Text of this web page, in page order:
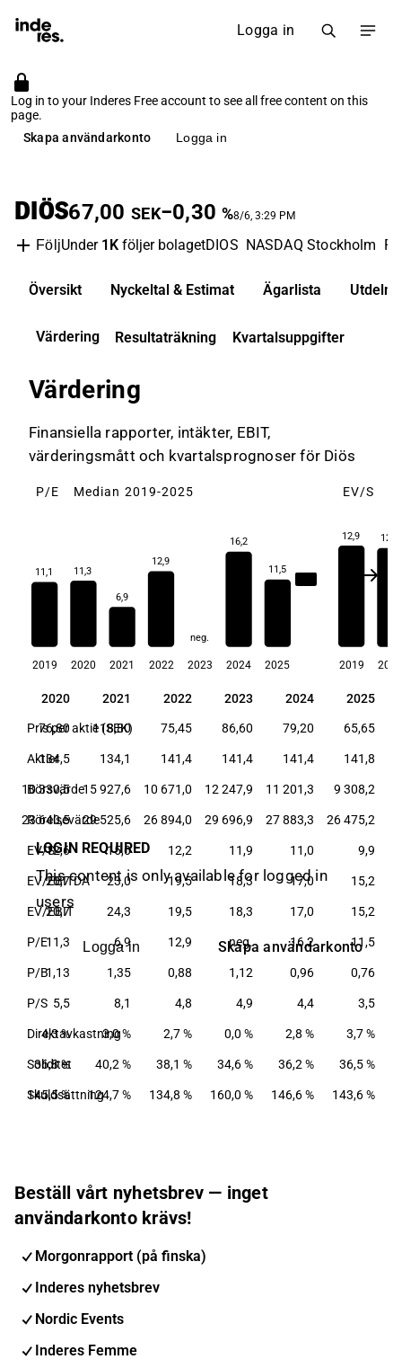
Logga in
Log in to your Inderes Free account to see all free content on this
page.
Skapa användarkonto
Logga in
DIÖS67,00 SEK−0,30 %8/6, 3:29 PM
FöljUnder 1K följer bolagetDIOS NASDAQ Stockholm
Översikt Nyckeltal & Estimat Ägarlista
Värdering Resultaträkning Kvartalsuppgifter
Värdering
Finansiella rapporter, intäkter, EBIT,
värderingsmått och kvartalsprognoser för Diös
P/E Median 2019-2025
11,1 11,3
6,9
12,9
neg.
16,2
11,5
2019 2020 2021 2022 2023 2024 2025
EV/S
12,9 12,6
2019 2020
2020 2021 2022 2023 2024 2025
2020 2021 2022 2023 2024 2025
Pris per aktie (SEK)
76,80 118,80 75,45 86,60 79,20 65,65
Aktier
134,5 134,1 141,4 141,4 141,4 141,8
Börsvärde
10 330,5 15 927,6 10 671,0 12 247,9 11 201,3 9 308,2
Rörelsevärde
23 640,5 29 525,6 26 894,0 29 696,9 27 883,3 26 475,2
EV/S12,6 15,0 12,2 11,9 11,0 9,9
EV/EBITDA
20,7 23,0 19,5 18,3 17,0 15,2
EV/EBIT
20,7 24,3 19,5 18,3 17,0 15,2
P/E11,3 6,9 12,9 neg. 16,2 11,5
P/B1,13 1,35 0,88 1,12 0,96 0,76
P/S 5,5 8,1 4,8 4,9 4,4 3,5
Direktavkastning
4,3 % 3,0 % 2,7 % 0,0 % 2,8 % 3,7 %
Soliditet
36,8 % 40,2 % 38,1 % 34,6 % 36,2 % 36,5 %
Skuldsättning
145,5 % 124,7 % 134,8 % 160,0 % 146,6 % 143,6 %
LOGIN REQUIRED
This content is only available for logged in
users
Logga in Skapa användarkonto
Beställ vårt nyhetsbrev — inget
användarkonto krävs!
Morgonrapport (på finska)
Inderes nyhetsbrev
Nordic Events
Inderes Femme